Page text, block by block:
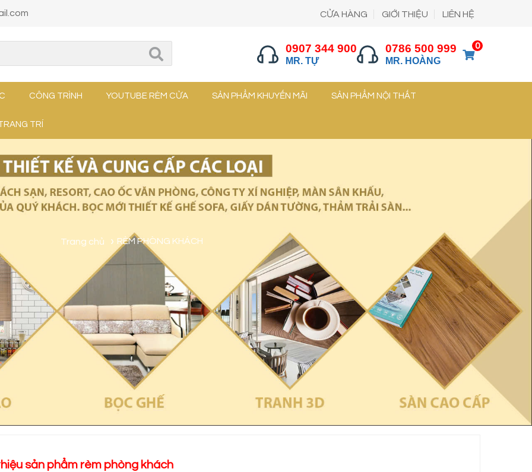
CỬA HÀNG GIỚI THIỆU LIÊN HỆ
0907 344 900
MR. TỰ
0786 500 999
MR. HOÀNG
0
CÔNG TRÌNH YOUTUBE RÈM CỬA SẢN PHẨM KHUYẾN MÃI SẢN PHẨM NỘI THẤT
TRÍ
Trang chủ RÈM PHÒNG KHÁCH
sản phẩm rèm phòng khách